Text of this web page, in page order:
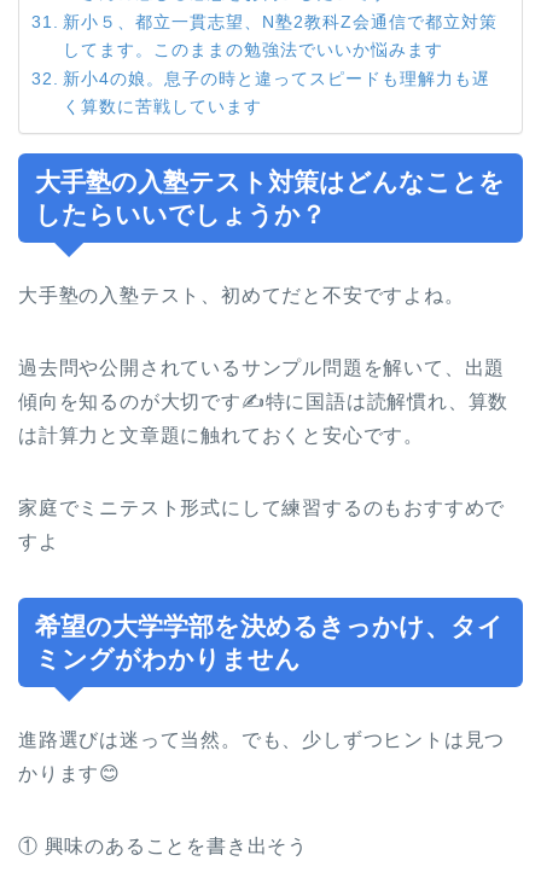
新小５、都立一貫志望、N塾2教科Z会通信で都立対策
してます。このままの勉強法でいいか悩みます
新小4の娘。息子の時と違ってスピードも理解力も遅
く算数に苦戦しています
大手塾の入塾テスト対策はどんなことを
したらいいでしょうか？
大手塾の入塾テスト、初めてだと不安ですよね。
過去問や公開されているサンプル問題を解いて、出題
傾向を知るのが大切です✍️特に国語は読解慣れ、算数
は計算力と文章題に触れておくと安心です。
家庭でミニテスト形式にして練習するのもおすすめで
すよ
希望の大学学部を決めるきっかけ、タイ
ミングがわかりません
進路選びは迷って当然。でも、少しずつヒントは見つ
かります😊
① 興味のあることを書き出そう